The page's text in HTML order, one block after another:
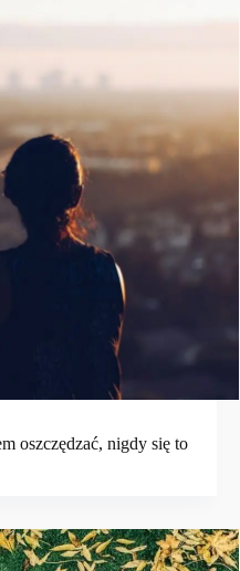
oszczędzać, nigdy się to